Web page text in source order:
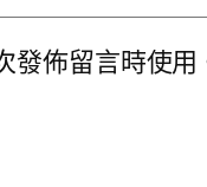
佈留言時使用